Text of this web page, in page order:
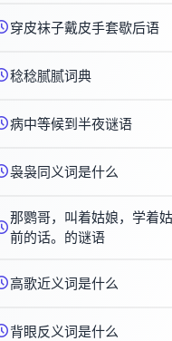
穿皮袜子戴皮手套歇后语
稔稔腻腻词典
病中等候到半夜谜语
袅袅同义词是什么
那鹦哥，叫着姑娘，学着
前的话。的谜语
高歌近义词是什么
背眼反义词是什么